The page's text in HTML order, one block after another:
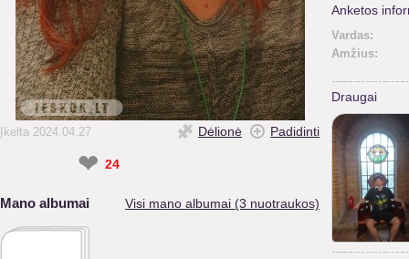
Įkelta 2024.04.27 Dėlionė Padidinti
❤ 24
Mano albumai Visi mano albumai (3 nuotraukos)
Anketos
Vardas:
Amžius:
Draugai